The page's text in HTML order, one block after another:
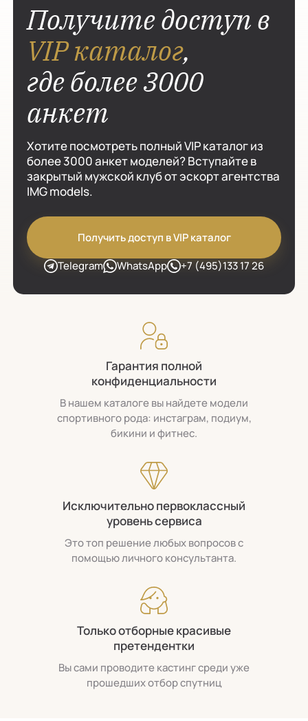
Получите доступ в
VIP каталог,
где более 3000
анкет
Хотите посмотреть полный VIP каталог из
более 3000 анкет моделей? Вступайте в
закрытый мужской клуб от эскорт агентства
IMG models.
Получить доступ в VIP каталог
Telegram
WhatsApp +7 (495)133 17 26
Гарантия полной
конфиденциальности
В нашем каталоге вы найдете модели
спортивного рода: инстаграм, подиум,
бикини и фитнес.
Исключительно первоклассный
уровень сервиса
Это топ решение любых вопросов с
помощью личного консультанта.
Только отборные красивые
претендентки
Вы сами проводите кастинг среди уже
прошедших отбор спутниц